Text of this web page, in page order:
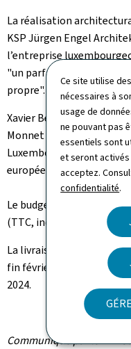
Ce site utilise
nécessaires à
usage de
ne pouvant pas
essentiels sont
et seront
acceptez.
confidentialité.
La réalisation
KSP Jürgen Engel
l’entreprise
"un parfait exemple de
propre".
Xavier Bettel a précisé :
Monnet II à Kirchberg
Luxembourg comme
européenne."
Le budget total du projet
(TTC, ind. oct. 2015).
La livraison de la phase
fin février 2023 et la
2024.
Communiqué par le